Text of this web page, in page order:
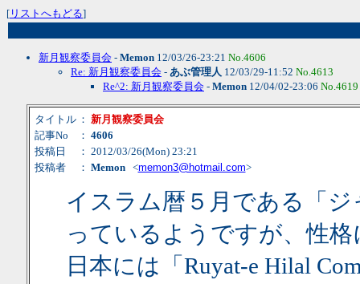
[ リストへもどる]
新月観察委員会 - Memon 12/03/26-23:21 No.4606
Re: 新月観察委員会 - あぶ管理人 12/03/29-11:52 No.4613
Re^2: 新月観察委員会 - Memon 12/04/02-23:06 No.4619
タイトル ： 新月観察委員会
記事No
： 4606
投稿日
： 2012/03/26(Mon) 23:21
投稿者
： Memon<memon3@hotmail.com>
イスラム暦５月である「
っているようですが、性
日本には「Ruyat-e Hilal